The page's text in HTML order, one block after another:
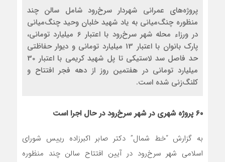
پروژه‌های عمرانی شهردار سرخ‌رود شامل سالن چند
منظوره چنگ‌میانی به یاد شهید خلبان وحید چنگ‌میانی
در ورزاء محله شهر سرخ‌رود با اعتبار 6 میلیارد تومانی،
پارک بانوان با اعتبار 13 میلیارد تومانی و دیوار حفاظتی
حد فاصل سد لاستیکی تا پل شهید کریمی با اعتبار 30
میلیارد تومانی در هفتمین روز از دهه فجر افتتاح و
کلنگ‌زنی شده است.
۶۰پروژه شهری در شهر سرخ‌رود در حال اجرا است
به گزارش “خط شمال” دکتر صابر اکبرزاده رییس شورای
اسلامی شهر سرخ‌رود در آیین افتتاح سالن چند منظوره